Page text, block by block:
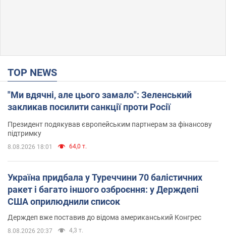
TOP NEWS
"Ми вдячні, але цього замало": Зеленський
закликав посилити санкції проти Росії
Президент подякував європейським партнерам за фінансову
підтримку
8.08.2026 18:01 64,0 т.
Україна придбала у Туреччини 70 балістичних
ракет і багато іншого озброєння: у Держдепі
США оприлюднили список
Держдеп вже поставив до відома американський Конгрес
8.08.2026 20:37 4,3 т.